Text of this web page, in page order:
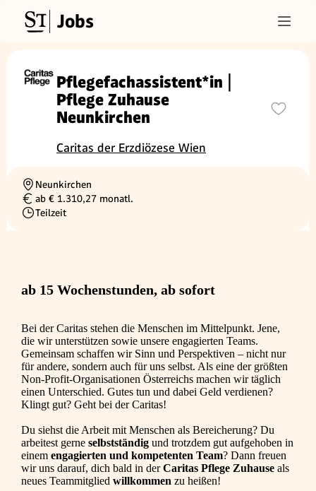
Jobs
Pflegefachassistent*in |
Pflege Zuhause
Neunkirchen
Caritas der Erzdiözese Wien
Ortschaft
Neunkirchen
Gehalt
ab € 1.310,27 monatl.
Beschäftigungsart
Teilzeit
ab 15 Wochenstunden, ab sofort
Bei der Caritas stehen die Menschen im Mittelpunkt. Jene,
die wir unterstützen sowie unsere engagierten Teams.
Gemeinsam schaffen wir Sinn und Perspektiven – nicht nur
für andere, sondern auch für uns selbst. Als eine der größten
Non-Profit-Organisationen Österreichs machen wir täglich
einen Unterschied. Gutes tun und dabei Geld verdienen?
Klingt gut? Geht bei der Caritas!
Du siehst die Arbeit mit Menschen als Bereicherung? Du
arbeitest gerne selbstständig und trotzdem gut aufgehoben in
einem engagierten und kompetenten Team? Dann freuen
wir uns darauf, dich bald in derCaritas Pflege Zuhause als
neues Teammitglied willkommen zu heißen!